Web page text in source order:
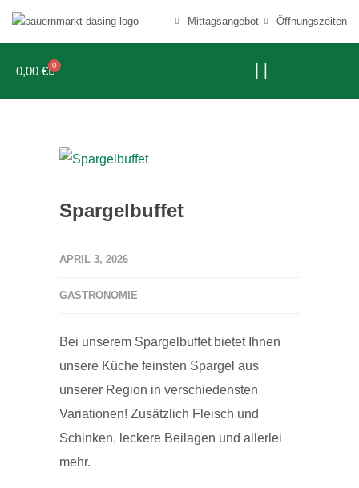
Mittagsangebot Öffnungszeiten
0,00 € 0
Spargelbuffet
APRIL 3, 2026
GASTRONOMIE
Bei unserem Spargelbuffet bietet Ihnen
unsere Küche feinsten Spargel aus
unserer Region in verschiedensten
Variationen! Zusätzlich Fleisch und
Schinken, leckere Beilagen und allerlei
mehr.